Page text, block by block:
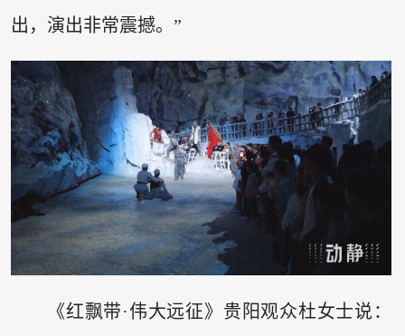
出，演出非常震撼。”
《红飘带·伟大远征》贵阳观众杜女士说：